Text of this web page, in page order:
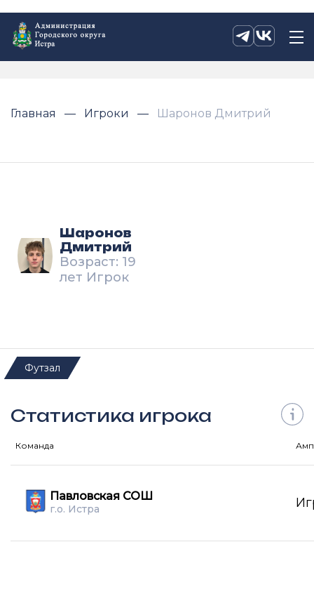
Главная Игроки Шаронов Дмитрий
Шаронов
Дмитрий
Возраст: 19
лет Игрок
Футзал
Статистика игрока
Команда
Павловская СОШ
г.о. Истра